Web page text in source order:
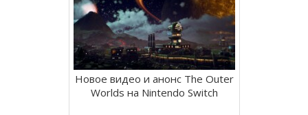
Новое видео и анонс The Outer
Worlds на Nintendo Switch